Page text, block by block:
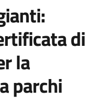
di
la
parchi